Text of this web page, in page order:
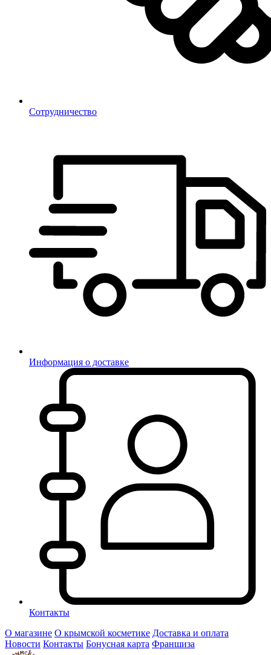
Сотрудничество
Информация о доставке
Контакты
О магазине О крымской косметике Доставка и оплата
Новости Контакты Бонусная карта Франшиза